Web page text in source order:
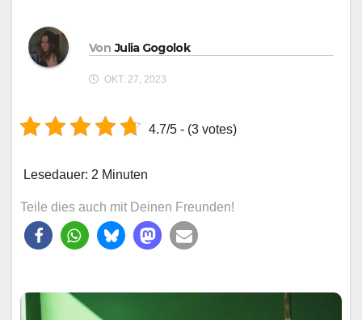
Von Julia Gogolok
OKT. 27, 2023
4.7/5 - (3 votes)
Lesedauer: 2 Minuten
Teile dies auch mit Deinen Freunden!